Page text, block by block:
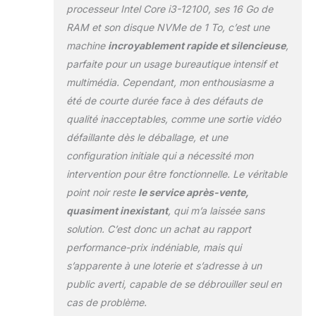
mémoire DDR4, ce
qui garantit
performances pour
Windows 11. Cela
les rend idéaux
pour le travail à
domicile - que ce
soit au bureau à
domicile ou à l'école
à domicile, ils sont
parfaitement
équipés pour
travailler
efficacement et en
douceur. Vos
données sont
gérées sur un
NVMe rapide de
processeur Intel Core i3-12100, ses 16 Go de
RAM et son disque NVMe de 1 To, c’est une
machine incroyablement rapide et silencieuse,
parfaite pour un usage bureautique intensif et
multimédia. Cependant, mon enthousiasme a
été de courte durée face à des défauts de
qualité inacceptables, comme une sortie vidéo
défaillante dès le déballage, et une
configuration initiale qui a nécessité mon
intervention pour être fonctionnelle. Le véritable
point noir reste le service après-vente,
quasiment inexistant, qui m’a laissée sans
solution. C’est donc un achat au rapport
performance-prix indéniable, mais qui
s’apparente à une loterie et s’adresse à un
public averti, capable de se débrouiller seul en
cas de problème.